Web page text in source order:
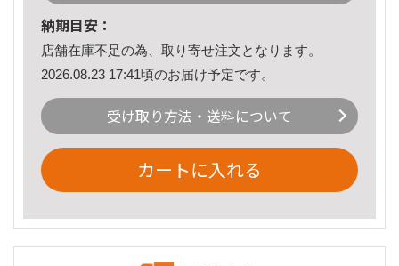
納期目安：
店舗在庫不足の為、取り寄せ注文となります。
2026.08.23 17:41頃のお届け予定です。
受け取り方法・送料について
カートに入れる